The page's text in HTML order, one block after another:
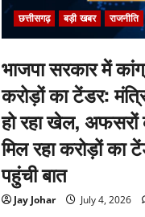
पेश
हुई
क्लोजर
कार्डियोलॉजिस्ट
पर
आपराधिक
कार्रवाई
जारी
छत्तीसगढ़ बड़ी खबर राजनीति
भाजपा सरकार में
करोड़ों का टेंडर:
हो रहा खेल, अफसरों
मिल रहा करोड़ों
पहुंची बात
Jay Johar July 4, 2026